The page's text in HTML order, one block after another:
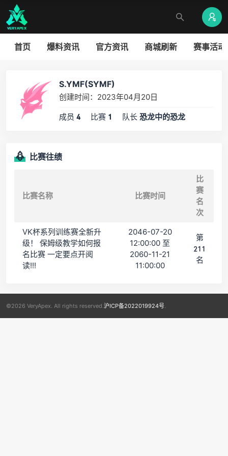
首页 爆料资讯 官方资讯 商城刷新 赛事活动
S.YMF(SYMF)
创建时间：2023年04月20日
成员 4 比赛 1 队长 恐龙中的恐龙
比赛往绩
比赛名称 比赛时间
比
赛
名
次
VK杯系列训练赛全新升
级！ 保姆级教学如何报
名比赛 一定要点开阅
读!!!
2046-07-20
12:00:00 至
2060-11-21
11:00:00
第
211
名
©2026 VeryApex. All rights reserved. 沪ICP备2022019924号